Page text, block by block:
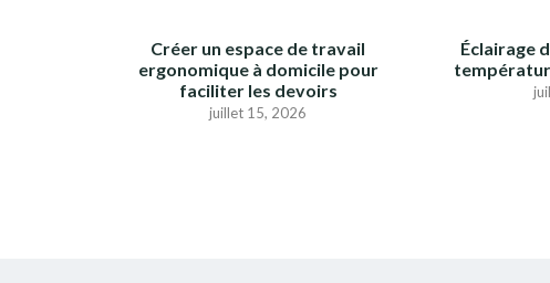
Créer un espace de travail
ergonomique à domicile pour
faciliter les devoirs
juillet 15, 2026
Éclairage